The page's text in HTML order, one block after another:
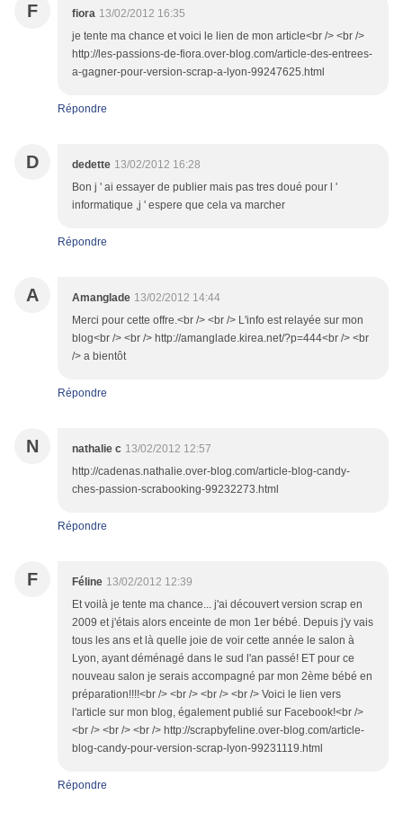
F fiora 13/02/2012 16:35
je tente ma chance et voici le lien de mon article<br /> <br />
http://les-passions-de-fiora.over-blog.com/article-des-entrees-
a-gagner-pour-version-scrap-a-lyon-99247625.html
Répondre
D dedette 13/02/2012 16:28
Bon j ' ai essayer de publier mais pas tres doué pour l '
informatique ,j ' espere que cela va marcher
Répondre
A Amanglade 13/02/2012 14:44
Merci pour cette offre.<br /> <br /> L'info est relayée sur mon
blog<br /> <br /> http://amanglade.kirea.net/?p=444<br /> <br
/> a bientôt
Répondre
N nathalie c 13/02/2012 12:57
http://cadenas.nathalie.over-blog.com/article-blog-candy-
ches-passion-scrabooking-99232273.html
Répondre
F Féline 13/02/2012 12:39
Et voilà je tente ma chance... j'ai découvert version scrap en
2009 et j'étais alors enceinte de mon 1er bébé. Depuis j'y vais
tous les ans et là quelle joie de voir cette année le salon à
Lyon, ayant déménagé dans le sud l'an passé! ET pour ce
nouveau salon je serais accompagné par mon 2ème bébé en
préparation!!!!<br /> <br /> <br /> <br /> Voici le lien vers
l'article sur mon blog, également publié sur Facebook!<br />
<br /> <br /> <br /> http://scrapbyfeline.over-blog.com/article-
blog-candy-pour-version-scrap-lyon-99231119.html
Répondre